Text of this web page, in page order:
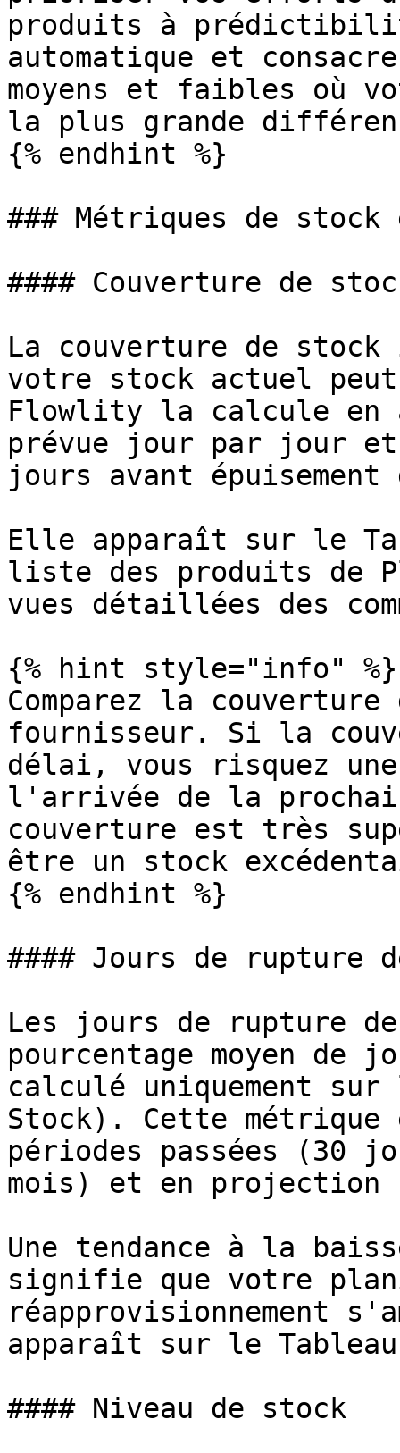
produits à
automatique et
moyens et faibles où
la plus grande
{% endhint %}
### Métriques de
#### Couverture de
La couverture de stock
votre stock actuel
Flowlity la calcule en
prévue jour par jour et
jours avant
Elle apparaît sur le
liste des produits de
vues détaillées des
{% hint style="info" %}
Comparez la
fournisseur. Si la
délai, vous risquez
l'arrivée de la
couverture est très
être un stock
{% endhint %}
#### Jours de rupture
Les jours de rupture
pourcentage moyen de
calculé uniquement
Stock). Cette
périodes passées (30
mois) et en projection
Une tendance à la
signifie que votre
réapprovisionnement
apparaît sur le
#### Niveau de stock